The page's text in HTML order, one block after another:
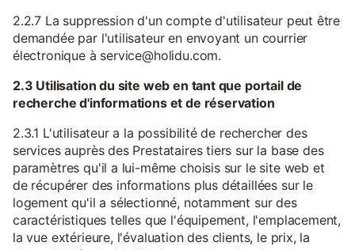
2.2.7 La suppression d'un compte d'utilisateur peut être
demandée par l'utilisateur en envoyant un courrier
électronique à service@holidu.com.
2.3 Utilisation du site web en tant que portail de
recherche d'informations et de réservation
2.3.1 L'utilisateur a la possibilité de rechercher des
services auprès des Prestataires tiers sur la base des
paramètres qu'il a lui-même choisis sur le site web et
de récupérer des informations plus détaillées sur le
logement qu'il a sélectionné, notamment sur des
caractéristiques telles que l'équipement, l'emplacement,
la vue extérieure, l'évaluation des clients, le prix, la